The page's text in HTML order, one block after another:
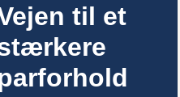
til et